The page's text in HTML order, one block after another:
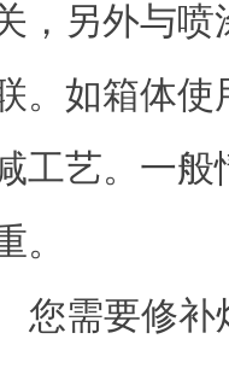
，另外与喷
。如箱体使
工艺。一般
。
您需要修补